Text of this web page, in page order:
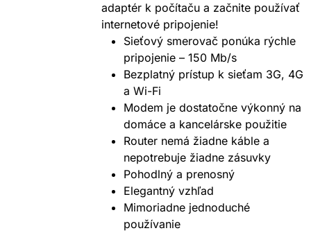
adaptér k počítaču a začnite používať
internetové pripojenie!
Sieťový smerovač ponúka rýchle
pripojenie – 150 Mb/s
Bezplatný prístup k sieťam 3G, 4G
a Wi-Fi
Modem je dostatočne výkonný na
domáce a kancelárske použitie
Router nemá žiadne káble a
nepotrebuje žiadne zásuvky
Pohodlný a prenosný
Elegantný vzhľad
Mimoriadne jednoduché
používanie